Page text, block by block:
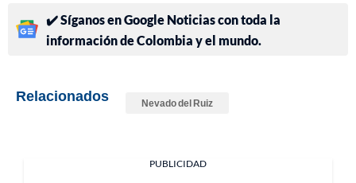
✔️ Síganos en Google Noticias con toda la
información de Colombia y el mundo.
Relacionados Nevado del Ruiz
PUBLICIDAD